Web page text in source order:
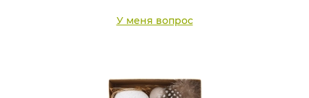
У меня вопрос